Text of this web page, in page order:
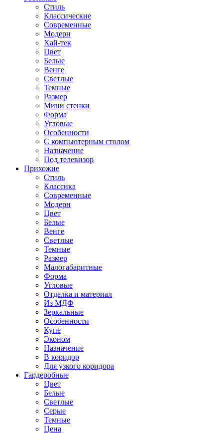
Стиль
Классические
Современные
Модерн
Хай-тек
Цвет
Белые
Венге
Светлые
Темные
Размер
Мини стенки
Форма
Угловые
Особенности
С компьютерным столом
Назначение
Под телевизор
Прихожие
Стиль
Классика
Современные
Модерн
Цвет
Белые
Венге
Светлые
Темные
Размер
Малогабаритные
Форма
Угловые
Отделка и материал
Из МДФ
Зеркальные
Особенности
Купе
Эконом
Назначение
В коридор
Для узкого коридора
Гардеробные
Цвет
Белые
Светлые
Серые
Темные
Цена